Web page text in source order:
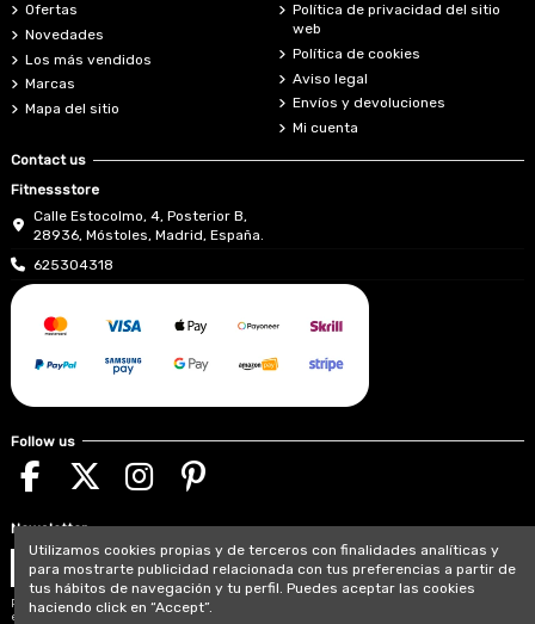
Ofertas
Novedades
Los más vendidos
Marcas
Mapa del sitio
Política de privacidad del sitio
web
Política de cookies
Aviso legal
Envíos y devoluciones
Mi cuenta
Contact us
Fitnessstore
Calle Estocolmo, 4, Posterior B,
28936, Móstoles, Madrid, España.
625304318
Follow us
Newsletter
Puede darse de baja en cualquier momento. Para
ello, consulte nuestra información de contacto en
Utilizamos cookies propias y de terceros con finalidades analíticas y
para mostrarte publicidad relacionada con tus preferencias a partir de
tus hábitos de navegación y tu perfil. Puedes aceptar las cookies
haciendo click en “Accept”.